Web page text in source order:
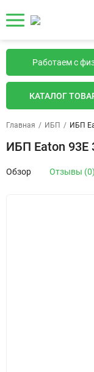
Работаем с
КАТАЛОГ
Главная / ИБП / ИБП
ИБП Eaton 93E
Обзор Отзывы (0)